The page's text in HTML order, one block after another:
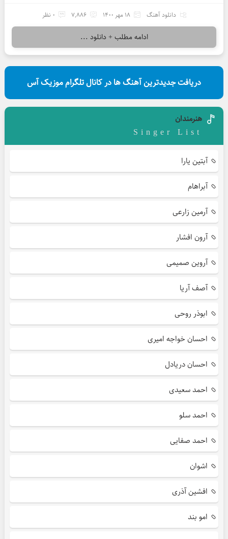
دانلود آهنگ 18 مهر 1400 7,886 0 نظر
ادامه مطلب + دانلود ...
دریافت جدیدترین آهنگ ها در کانال تلگرام موزیک آس
هنرمندان
Singer List
آبتین یارا
آبراهام
آرمین زارعی
آرون افشار
آروین صمیمی
آصف آریا
ابوذر روحی
احسان خواجه امیری
احسان دریادل
احمد سعیدی
احمد سلو
احمد صفایی
اشوان
افشین آذری
امو بند